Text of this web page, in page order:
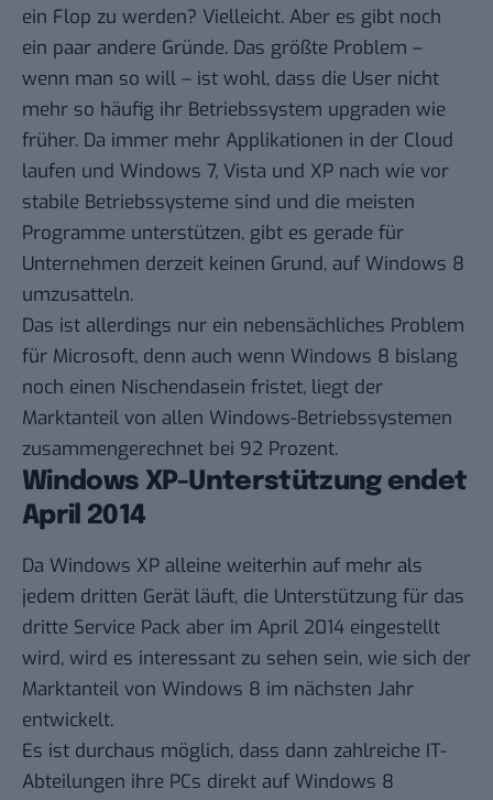
ein Flop zu werden? Vielleicht. Aber es gibt noch
ein paar andere Gründe. Das größte Problem –
wenn man so will – ist wohl, dass die User nicht
mehr so häufig ihr Betriebssystem upgraden wie
früher. Da immer mehr Applikationen in der Cloud
laufen und Windows 7, Vista und XP nach wie vor
stabile Betriebssysteme sind und die meisten
Programme unterstützen, gibt es gerade für
Unternehmen derzeit keinen Grund, auf Windows 8
umzusatteln.
Das ist allerdings nur ein nebensächliches Problem
für Microsoft, denn auch wenn Windows 8 bislang
noch einen Nischendasein fristet, liegt der
Marktanteil von allen Windows-Betriebssystemen
zusammengerechnet bei 92 Prozent.
Windows XP-Unterstützung endet
April 2014
Da Windows XP alleine weiterhin auf mehr als
jedem dritten Gerät läuft, die Unterstützung für das
dritte Service Pack aber im April 2014 eingestellt
wird, wird es interessant zu sehen sein, wie sich der
Marktanteil von Windows 8 im nächsten Jahr
entwickelt.
Es ist durchaus möglich, dass dann zahlreiche IT-
Abteilungen ihre PCs direkt auf Windows 8